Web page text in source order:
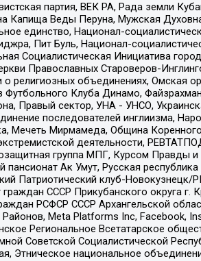
партия, ВЕК РА, Рада земли
Капища Веды Перуна, Мужская
единство, Национал-
Пит Буль, Национал-
Социалистическая Инициатива
Православных Староверов-
о религиозных объединениях, Омская
Клуба Динамо,
Правый сектор, УНА - УНСО,
последователей инглиизма,
Мечеть Мирмамеда, Община
деятельности,
группа МПГ, Курсом Правды и
пансионат Ак Умут, Русская
Патриотический клуб-
граждан СССР Прикубанского округа
РСФСР СССР Архангельской
Районов, Meta Platforms Inc, Facebook,
Региональное Всетатарское
Советской Социалистической
Этническое национальное